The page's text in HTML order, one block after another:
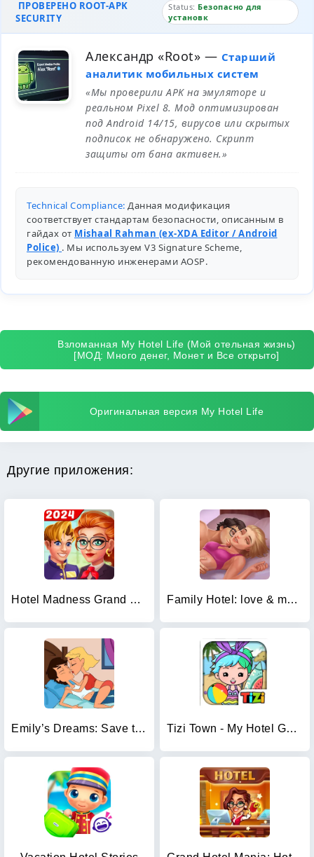
ПРОВЕРЕНО ROOT-APK
SECURITY
Status: Безопасно для
установк
Александр «Root» — Старший
аналитик мобильных систем
«Мы проверили APK на эмуляторе и
реальном Pixel 8. Мод оптимизирован
под Android 14/15, вирусов или скрытых
подписок не обнаружено. Скрипт
защиты от бана активен.»
Technical Compliance: Данная модификация
соответствует стандартам безопасности, описанным в
гайдах от Mishaal Rahman (ex-XDA Editor / Android
Police) . Мы используем V3 Signature Scheme,
рекомендованную инженерами AOSP.
Взломанная My Hotel Life (Мой отельная жизнь)
[МОД: Много денег, Монет и Все открыто]
Оригинальная версия My Hotel Life
Другие приложения:
Hotel Madness Grand Hotel Family Hotel: love & match-3
Emily’s Dreams: Save the Hotel Tizi Town - My Hotel Games